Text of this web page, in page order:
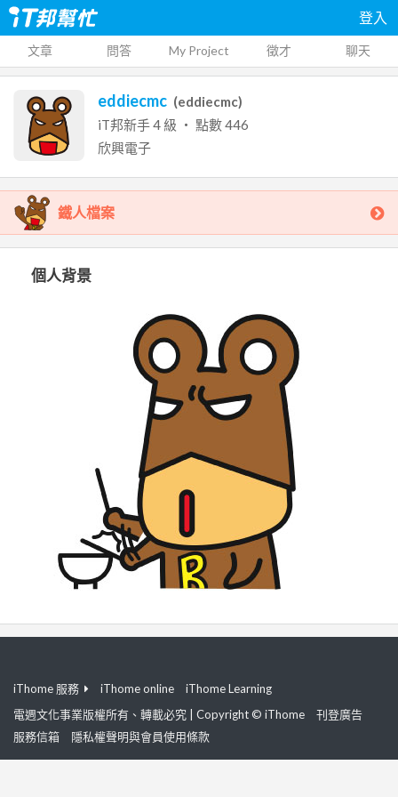
登入
文章 問答 My Project 徵才 聊天
eddiecmc (eddiecmc)
iT邦新手4 級 ‧ 點數446
欣興電子
鐵人檔案
個人背景
iThome 服務 iThome online
iThome Learning
電週文化事業版權所有、轉載必究 | Copyright © iThome
刊登廣告
服務信箱
隱私權聲明與會員使用條款